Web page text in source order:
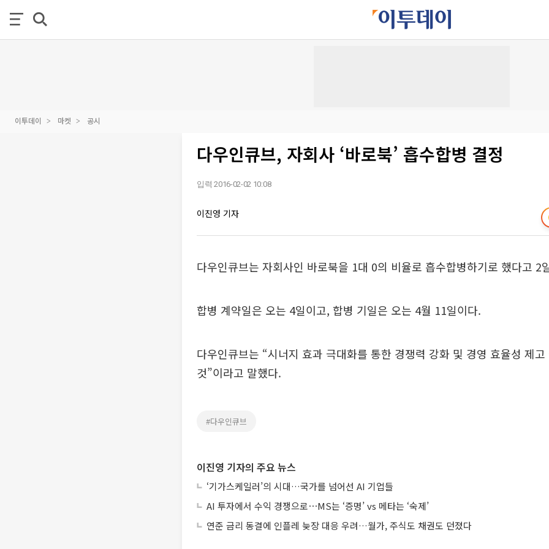
이투데이 마켓 공시
다우인큐브, 자회사 ‘바로북’ 흡수합병 결정
입력 2016-02-02 10:08
이진영 기자
다우인큐브는 자회사인 바로북을 1대 0의 비율로 흡수합병하기로 했다고 2
합병 계약일은 오는 4일이고, 합병 기일은 오는 4월 11일이다.
다우인큐브는 “시너지 효과 극대화를 통한 경쟁력 강화 및 경영 효율성 제고
것”이라고 말했다.
#다우인큐브
이진영 기자의 주요 뉴스
‘기가스케일러’의 시대…국가를 넘어선 AI 기업들
AI 투자에서 수익 경쟁으로⋯MS는 ‘증명’ vs 메타는 ‘숙제’
연준 금리 동결에 인플레 늦장 대응 우려…월가, 주식도 채권도 던졌다